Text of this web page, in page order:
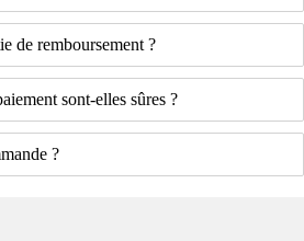
de remboursement ?
sont-elles sûres ?
?